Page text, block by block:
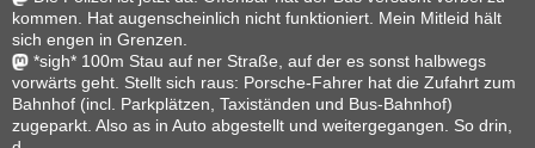
kommen. Hat augenscheinlich nicht funktioniert. Mein Mitleid hält
sich engen in Grenzen.
*sigh* 100m Stau auf ner Straße, auf der es sonst halbwegs
vorwärts geht. Stellt sich raus: Porsche-Fahrer hat die Zufahrt zum
Bahnhof (incl. Parkplätzen, Taxiständen und Bus-Bahnhof)
zugeparkt. Also as in Auto abgestellt und weitergegangen. So drin,